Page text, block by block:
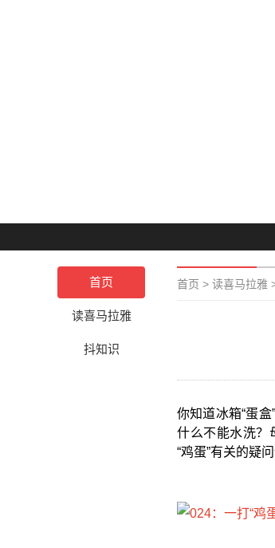
首页
读喜马拉雅
抖知识
首页 > 读喜马拉雅
你知道冰箱“蛋
什么不能水洗
“鸡蛋”有关的疑